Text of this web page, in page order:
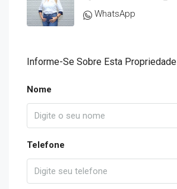
WhatsApp
Informe-Se Sobre Esta Propriedade
Nome
Telefone